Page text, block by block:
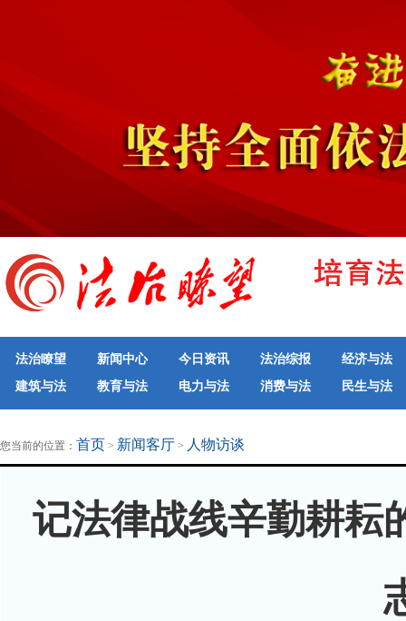
法治瞭望 新闻中心 今日资讯 法治综报
经济与法
建筑与法
教育与法 电力与法 消费与法
民生与法
地方法治联播
律师律所
您当前的位置： 首页 > 新闻客厅 > 人物访谈
记法律战线辛勤耕耘